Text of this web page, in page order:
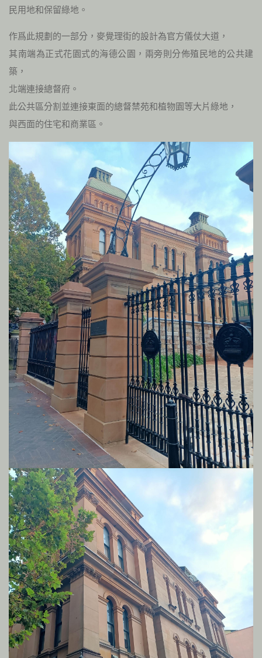
民用地和保留綠地。
作爲此規劃的一部分，麥覺理街的設計為官方儀仗大道，
其南端為正式花園式的海德公園，兩旁則分佈殖民地的公共建
築，
北端連接總督府。
此公共區分割並連接東面的總督禁苑和植物園等大片綠地，
與西面的住宅和商業區。